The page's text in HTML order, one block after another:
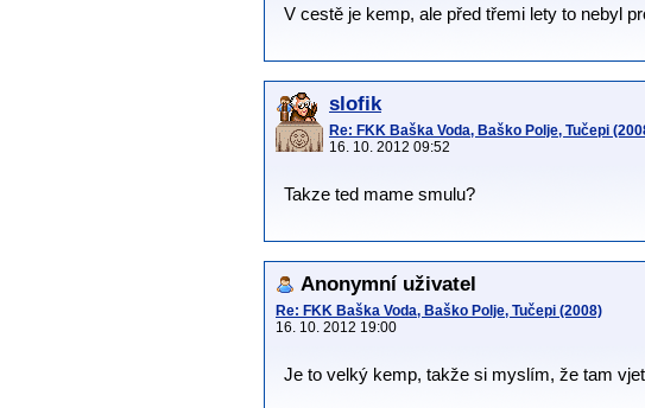
V cestě je kemp, ale před třemi lety to nebyl
slofik
Re: FKK Baška Voda, Baško Polje, Tučepi
16. 10. 2012 09:52
Takze ted mame smulu?
Anonymní uživatel
Re: FKK Baška Voda, Baško Polje, Tučepi (2008)
16. 10. 2012 19:00
Je to velký kemp, takže si myslím, že tam